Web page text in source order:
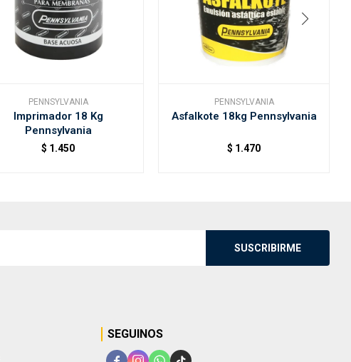
PENNSYLVANIA
Imprimador 18 Kg
Pennsylvania
$ 1.450
PENNSYLVANIA
Asfalkote 18kg Pennsylvania
$ 1.470
SUSCRIBIRME
SEGUINOS